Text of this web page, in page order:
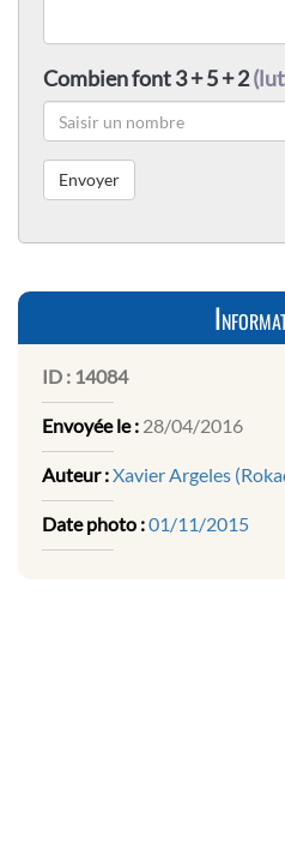
Combien font 3 + 5 + 2
ID : 14084
Envoyée le : 28/04/2016
Auteur :Xavier Argeles
Date photo :01/11/2015